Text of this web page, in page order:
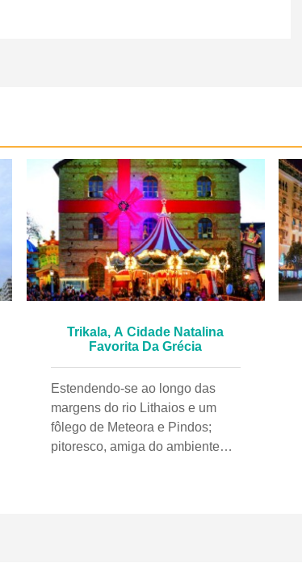
Trikala, A Cidade Natalina
Favorita Da Grécia
Estendendo-se ao longo das
margens do rio Lithaios e um
fôlego de Meteora e Pindos;
pitoresco, amiga do ambiente